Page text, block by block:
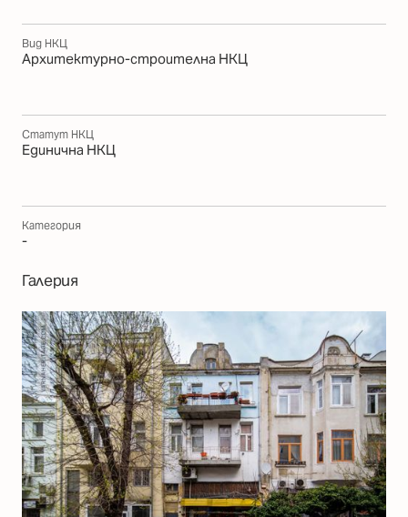
Вид НКЦ
Архитектурно-строителна НКЦ
Статут НКЦ
Единична НКЦ
Категория
-
Галерия